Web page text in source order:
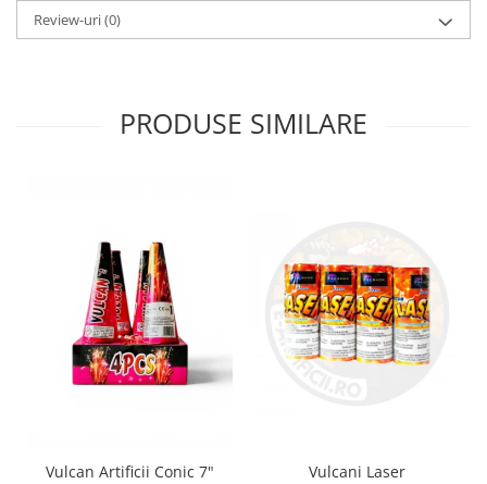
Review-uri(0)
PRODUSE SIMILARE
Vulcan Artificii Conic 7"
Vulcani Laser